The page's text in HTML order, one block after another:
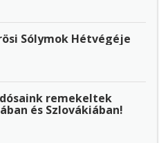
Sólymok Hétvégéje
remekeltek
és Szlovákiában!